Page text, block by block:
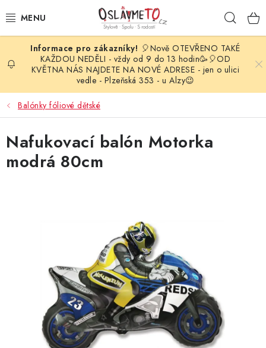
na
OSLAVA NAROZENIN
STYLOVÁ PARTY
DEKORACE A VÝZDOBA
BALÓNKY
BARVY NA OBLIČEJ A VLASY
BLAHOPŘÁNÍ
BUBLIFUKY
🎈Nově OTEVŘENO TAKÉ
KAŽDOU NEDĚLI - vždy od 9 do 13 hodin🥳🎈OD
KVĚTNA NÁS NAJDETE NA NOVÉ ADRESE - jen o ulici
vedle - Plzeňská 353 - u Alzy😉
Balónky fóliové dětské
Nafukovací balón Motorka
modrá 80cm